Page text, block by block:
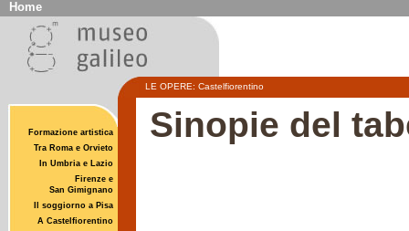
Home
Formazione artistica
Tra Roma e Orvieto
In Umbria e Lazio
Firenze e
San Gimignano
Il soggiorno a Pisa
A Castelfiorentino
LE OPERE: Castelfiorentino
Sinopie del